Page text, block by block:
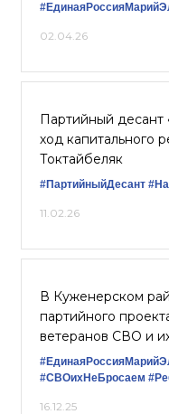
02.04.26
Партийный десант
ход капитального
Токтайбеляк
#ПартийныйДесант
11.02.26
В Куженерском
партийного
ветеранов СВО и
#СВОихНеБросаем
16.12.25